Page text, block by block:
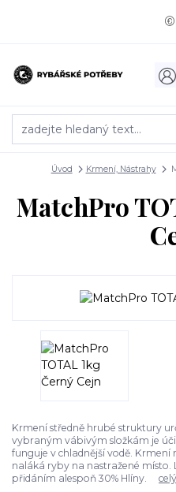
Úvod Krmení, Nástrahy
MatchPro
Krmení středně hrubé struktury
vybraným vábivým složkám je
funguje v chladnější vodě.
naláká ryby na nastražené místo.
přidáním alespoň 30% Hlíny.